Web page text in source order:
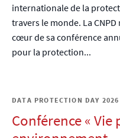
internationale de la
travers le monde. La
cœur de sa conférence
pour la protection...
DATA PROTECTION DAY 2026
Conférence « Vie